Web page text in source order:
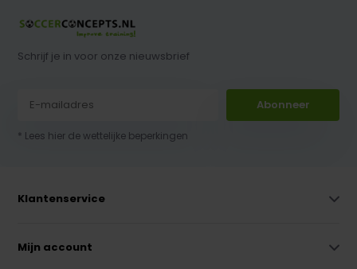
Schrijf je in voor onze nieuwsbrief
Abonneer
* Lees hier de wettelijke beperkingen
Klantenservice
Mijn account